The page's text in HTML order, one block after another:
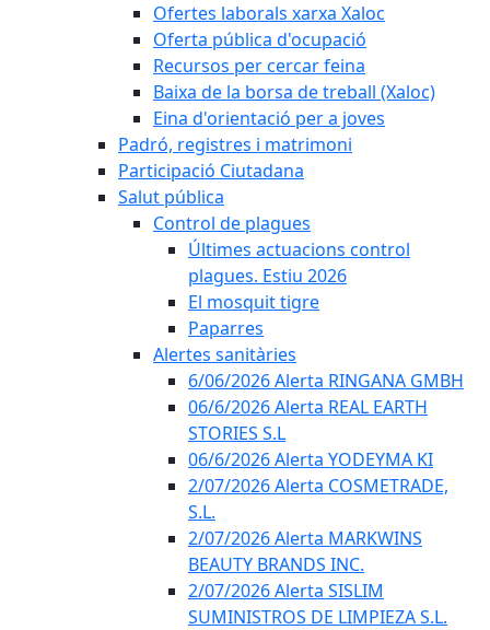
Ofertes laborals xarxa Xaloc
Oferta pública d'ocupació
Recursos per cercar feina
Baixa de la borsa de treball (Xaloc)
Eina d'orientació per a joves
Padró, registres i matrimoni
Participació Ciutadana
Salut pública
Control de plagues
Últimes actuacions control
plagues. Estiu 2026
El mosquit tigre
Paparres
Alertes sanitàries
6/06/2026 Alerta RINGANA GMBH
06/6/2026 Alerta REAL EARTH
STORIES S.L
06/6/2026 Alerta YODEYMA KI
2/07/2026 Alerta COSMETRADE,
S.L.
2/07/2026 Alerta MARKWINS
BEAUTY BRANDS INC.
2/07/2026 Alerta SISLIM
SUMINISTROS DE LIMPIEZA S.L.